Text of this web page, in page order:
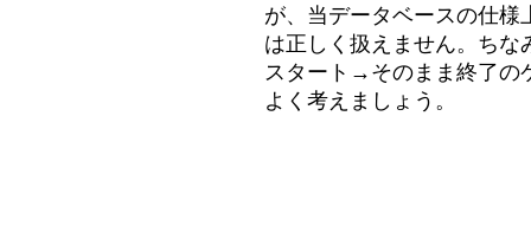
が、当データベースの仕様
は正しく扱えません。ちな
スタート→そのまま終了の
よく考えましょう。